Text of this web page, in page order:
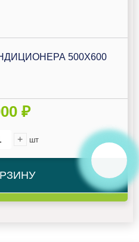
500Х600
₽
+ шт